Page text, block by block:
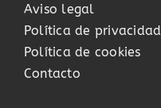
Aviso legal
Política de privacidad
Política de cookies
Contacto